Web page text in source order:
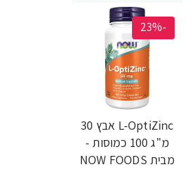
-23%
L-OptiZinc אבץ 30
מ"ג 100 כמוסות -
מבית NOW FOODS